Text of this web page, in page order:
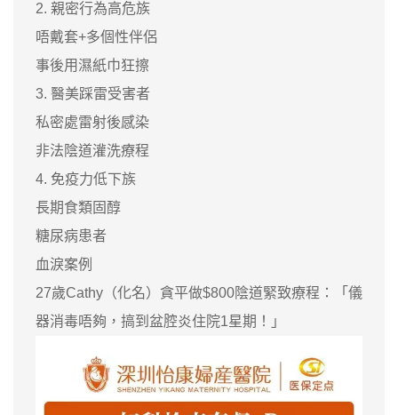
2. 親密行為高危族
唔戴套+多個性伴侶
事後用濕紙巾狂擦
3. 醫美踩雷受害者
私密處雷射後感染
非法陰道灌洗療程
4. 免疫力低下族
長期食類固醇
糖尿病患者
血淚案例
27歲Cathy（化名）貪平做$800陰道緊致療程：「儀
器消毒唔夠，搞到盆腔炎住院1星期！」